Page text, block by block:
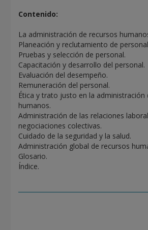
Contenido:
La administración de recursos
Planeación y reclutamiento de
Pruebas y selección de personal.
Capacitación y desarrollo del personal.
Evaluación del desempeño.
Remuneración del personal.
Ética y trato justo en la administración
humanos.
Administración de las relaciones
negociaciones colectivas.
Cuidado de la seguridad y la salud.
Administración global de recursos
Glosario.
Índice.